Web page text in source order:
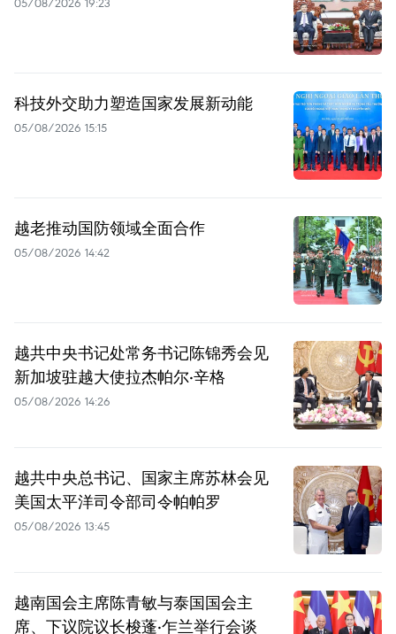
科技外交助力塑造国家发展新动能
05/08/2026 15:15
越老推动国防领域全面合作
05/08/2026 14:42
越共中央书记处常务书记陈锦秀会见
新加坡驻越大使拉杰帕尔·辛格
05/08/2026 14:26
越共中央总书记、国家主席苏林会见
美国太平洋司令部司令帕帕罗
05/08/2026 13:45
越南国会主席陈青敏与泰国国会主
席、下议院议长梭蓬·乍兰举行会谈